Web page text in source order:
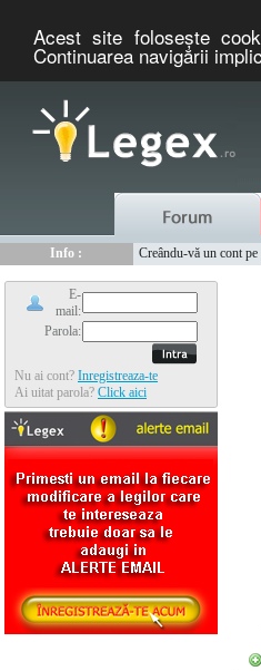
Acest site foloseşte
Continuarea navigării
Info :
Creându-vă un cont
Info :
www.tntauto.ro -
E-
mail:
Parola:
Nu ai cont? Inregistreaza-te
Ai uitat parola? Click aici